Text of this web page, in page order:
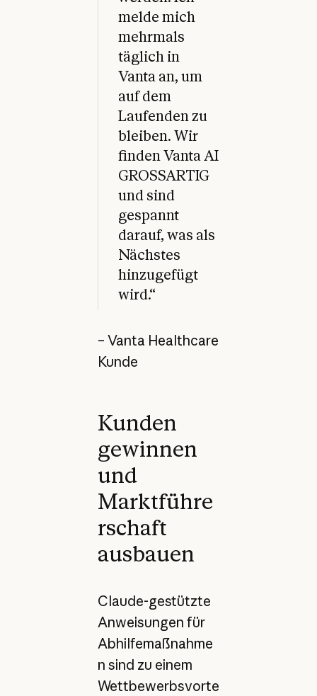
melde mich
mehrmals
täglich in
Vanta an, um
auf dem
Laufenden zu
bleiben. Wir
finden Vanta AI
GROSSARTIG
und sind
gespannt
darauf, was als
Nächstes
hinzugefügt
wird.“
– Vanta Healthcare
Kunde
Kunden
gewinnen
und
Marktführe
rschaft
ausbauen
Claude-gestützte
Anweisungen für
Abhilfemaßnahme
n sind zu einem
Wettbewerbsvorte